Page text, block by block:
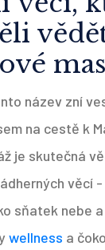
název zní
na cestě k
je skutečná
věcí
sňatek nebe
wellness a